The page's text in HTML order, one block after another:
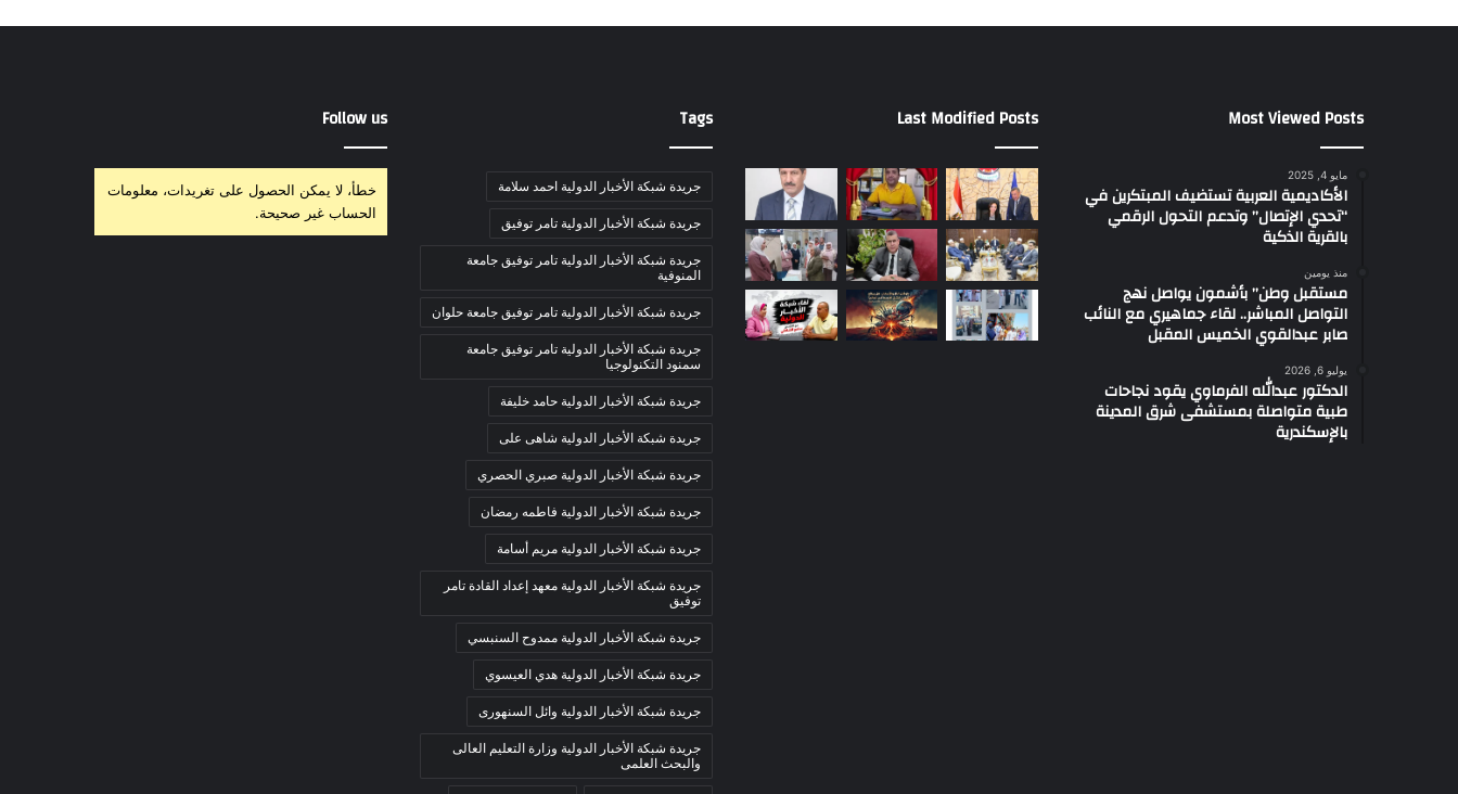
Most Viewed Posts
مايو 4, 2025
الأكاديمية العربية تستضيف المبتكرين في
“تحدي الإتصال” وتدعم التحول الرقمي
بالقرية الذكية
منذ يومين
مستقبل وطن” بأشمون يواصل نهج
التواصل المباشر.. لقاء جماهيري مع النائب
صابر عبدالقوي الخميس المقبل
يوليو 6, 2026
الدكتور عبدالله الفرماوي يقود نجاحات
طبية متواصلة بمستشفى شرق المدينة
بالإسكندرية
Last Modified Posts
Tags
جريدة شبكة الأخبار الدولية احمد سلامة
جريدة شبكة الأخبار الدولية تامر توفيق
جريدة شبكة الأخبار الدولية تامر توفيق جامعة
المنوفية
جريدة شبكة الأخبار الدولية تامر توفيق جامعة حلوان
جريدة شبكة الأخبار الدولية تامر توفيق جامعة
سمنود التكنولوجيا
جريدة شبكة الأخبار الدولية حامد خليفة
جريدة شبكة الأخبار الدولية شاهى على
جريدة شبكة الأخبار الدولية صبري الحصري
جريدة شبكة الأخبار الدولية فاطمه رمضان
جريدة شبكة الأخبار الدولية مريم أسامة
جريدة شبكة الأخبار الدولية معهد إعداد القادة تامر
توفيق
جريدة شبكة الأخبار الدولية ممدوح السنبسي
جريدة شبكة الأخبار الدولية هدي العيسوي
جريدة شبكة الأخبار الدولية وائل السنهورى
جريدة شبكة الأخبار الدولية وزارة التعليم العالى
والبحث العلمى
Follow us
خطأ، لا يمكن الحصول على تغريدات، معلومات
الحساب غير صحيحة.